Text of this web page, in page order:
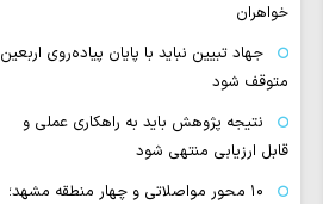
خواهران
جهاد تبیین نباید با پایان پیاده‌روی اربعین
متوقف شود
نتیجه پژوهش باید به راهکاری عملی و
قابل ارزیابی منتهی شود
۱۰ محور مواصلاتی و چهار منطقه مشهد؛